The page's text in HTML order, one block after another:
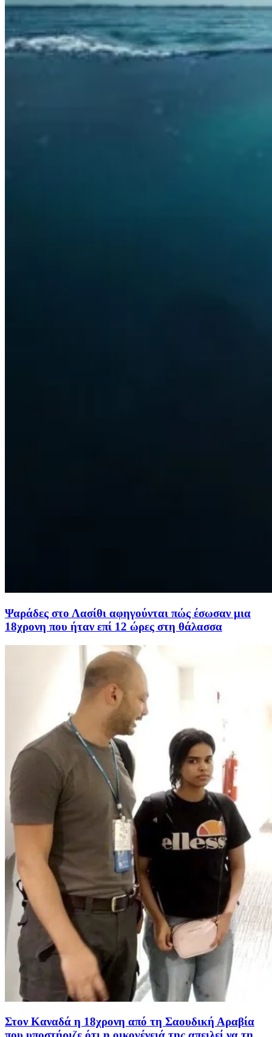
Ψαράδες στο Λασίθι αφηγούνται πώς έσωσαν μια
18χρονη που ήταν επί 12 ώρες στη θάλασσα
Στον Καναδά η 18χρονη από τη Σαουδική Αραβία